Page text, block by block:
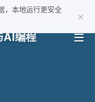
，本地运行更安全
×
AI编程